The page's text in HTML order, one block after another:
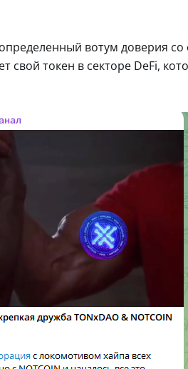
вотум доверия со
токен в секторе DeFi,